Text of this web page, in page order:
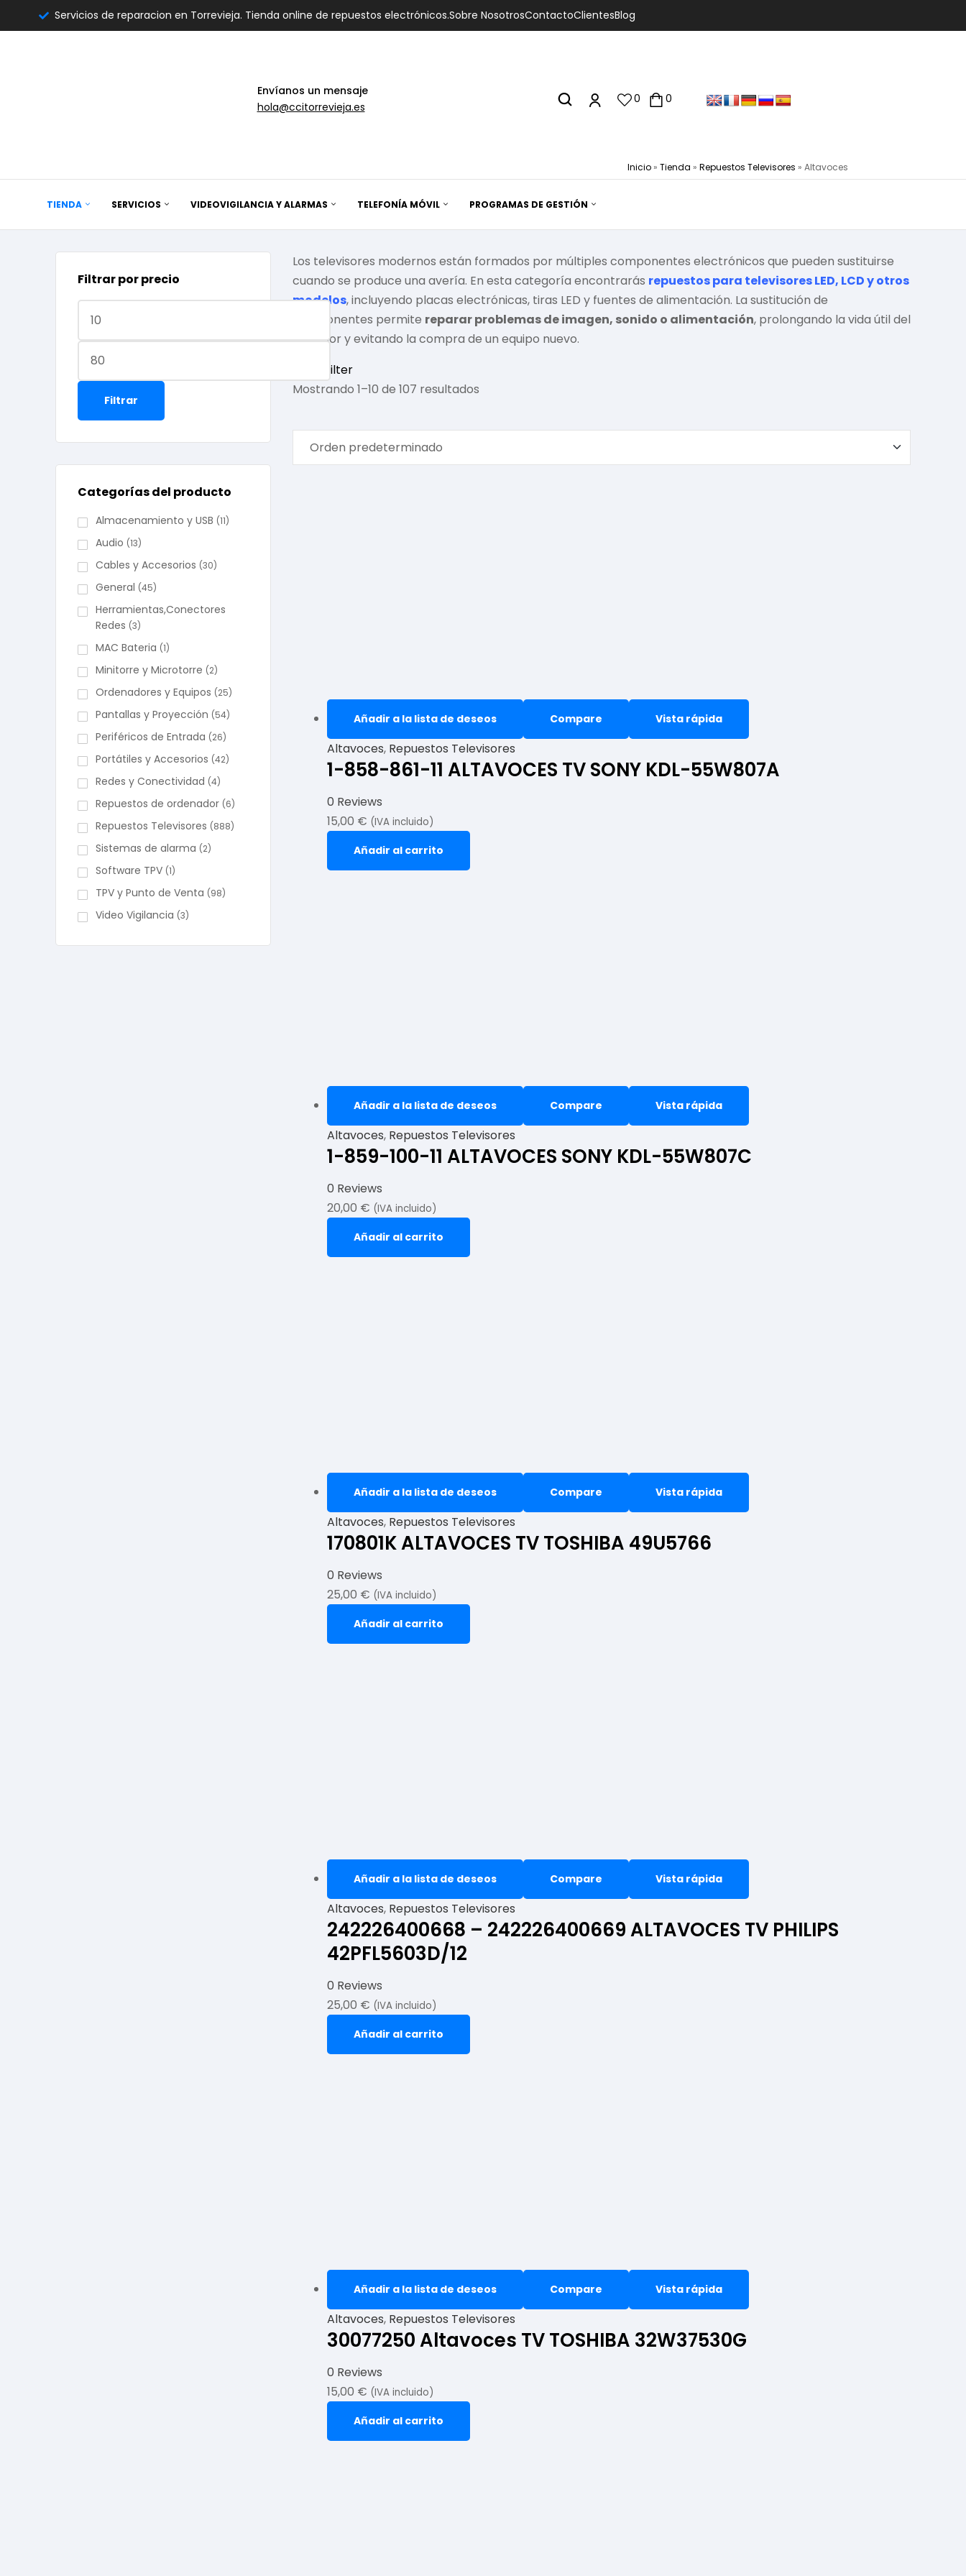
Servicios de reparacion en Torrevieja. Tienda online de repuestos electrónicos.Sobre NosotrosContactoClientesBlog
Envíanos un mensaje
hola@ccitorrevieja.es
0 0
Inicio » Tienda » Repuestos Televisores » Altavoces
TIENDA SERVICIOS VIDEOVIGILANCIA Y ALARMAS TELEFONÍA MÓVIL PROGRAMAS DE GESTIÓN
Los televisores modernos están formados por múltiples componentes electrónicos que pueden sustituirse
cuando se produce una avería. En esta categoría encontrarás repuestos para televisores LED, LCD y otros
modelos, incluyendo placas electrónicas, tiras LED y fuentes de alimentación. La sustitución de
componentes permite reparar problemas de imagen, sonido o alimentación, prolongando la vida útil del
televisor y evitando la compra de un equipo nuevo.
Filter
Mostrando 1–10 de 107 resultados
Añadir a la lista de deseos Compare Vista rápida
Altavoces, Repuestos Televisores
1-858-861-11 ALTAVOCES TV SONY KDL-55W807A
0 Reviews
15,00 € (IVA incluido)
Añadir al carrito
Añadir a la lista de deseos Compare Vista rápida
Altavoces, Repuestos Televisores
1-859-100-11 ALTAVOCES SONY KDL-55W807C
0 Reviews
20,00 € (IVA incluido)
Añadir al carrito
Añadir a la lista de deseos Compare Vista rápida
Altavoces, Repuestos Televisores
170801K ALTAVOCES TV TOSHIBA 49U5766
0 Reviews
25,00 € (IVA incluido)
Añadir al carrito
Añadir a la lista de deseos Compare Vista rápida
Altavoces, Repuestos Televisores
242226400668 – 242226400669 ALTAVOCES TV PHILIPS
42PFL5603D/12
0 Reviews
25,00 € (IVA incluido)
Añadir al carrito
Añadir a la lista de deseos Compare Vista rápida
Altavoces, Repuestos Televisores
30077250 Altavoces TV TOSHIBA 32W37530G
0 Reviews
15,00 € (IVA incluido)
Añadir al carrito
Filtrar por precio
Filtrar
Categorías del producto
Almacenamiento y USB (11)
Audio (13)
Cables y Accesorios (30)
General (45)
Herramientas,Conectores
Redes (3)
MAC Bateria (1)
Minitorre y Microtorre (2)
Ordenadores y Equipos (25)
Pantallas y Proyección (54)
Periféricos de Entrada (26)
Portátiles y Accesorios (42)
Redes y Conectividad (4)
Repuestos de ordenador (6)
Repuestos Televisores (888)
Sistemas de alarma (2)
Software TPV (1)
TPV y Punto de Venta (98)
Video Vigilancia (3)